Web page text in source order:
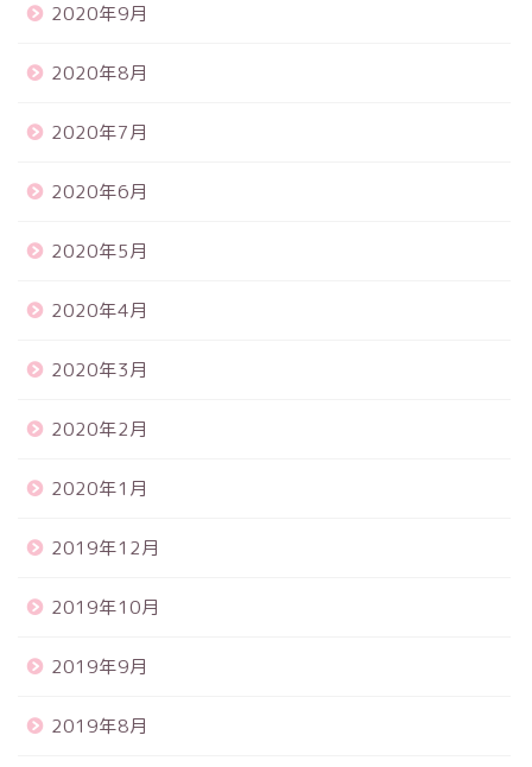
2020年9月
2020年8月
2020年7月
2020年6月
2020年5月
2020年4月
2020年3月
2020年2月
2020年1月
2019年12月
2019年10月
2019年9月
2019年8月